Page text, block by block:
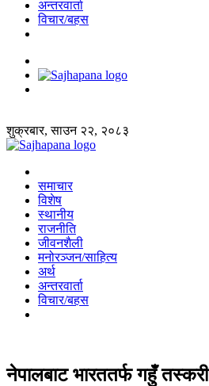
अन्तरवार्ता
विचार/बहस
शुक्रबार, साउन २२, २०८३
समाचार
विशेष
स्थानीय
राजनीति
जीवनशैली
मनोरञ्जन/साहित्य
अर्थ
अन्तरवार्ता
विचार/बहस
नेपालबाट भारततर्फ गहुँ तस्करी